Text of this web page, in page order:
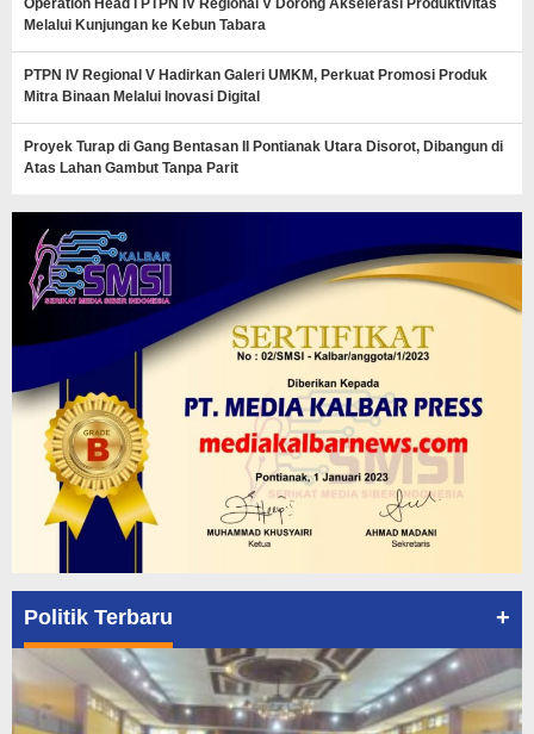
Operation Head I PTPN IV Regional V Dorong Akselerasi Produktivitas
Melalui Kunjungan ke Kebun Tabara
PTPN IV Regional V Hadirkan Galeri UMKM, Perkuat Promosi Produk
Mitra Binaan Melalui Inovasi Digital
Proyek Turap di Gang Bentasan II Pontianak Utara Disorot, Dibangun di
Atas Lahan Gambut Tanpa Parit
Politik Terbaru +